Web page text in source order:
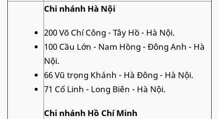
Chi nhánh Hà Nội
200 Võ Chí Công - Tây Hồ - Hà Nội.
100 Cầu Lớn - Nam Hồng - Đông Anh - Hà
Nội.
66 Vũ trọng Khánh - Hà Đông - Hà Nội.
71 Cổ Linh - Long Biên - Hà Nội.
Chi nhánh Hồ Chí Minh